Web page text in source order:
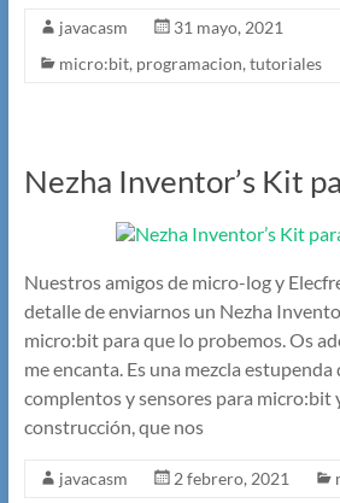
javacasm
31 mayo, 2021
micro:bit, programacion, tutoriales
Nezha Inventor’s Kit
Nuestros amigos de micro-log y
detalle de enviarnos un Nezha
micro:bit para que lo probemos. Os
me encanta. Es una mezcla
complentos y sensores para micro:bit
construcción, que nos
javacasm 2 febrero, 2021